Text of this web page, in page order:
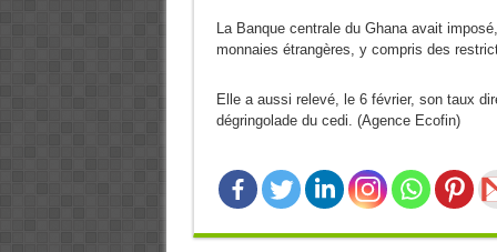
La Banque centrale du Ghana avait
monnaies étrangères, y compris des
Elle a aussi relevé, le 6 février, son taux
dégringolade du cedi. (Agence Ecofin)